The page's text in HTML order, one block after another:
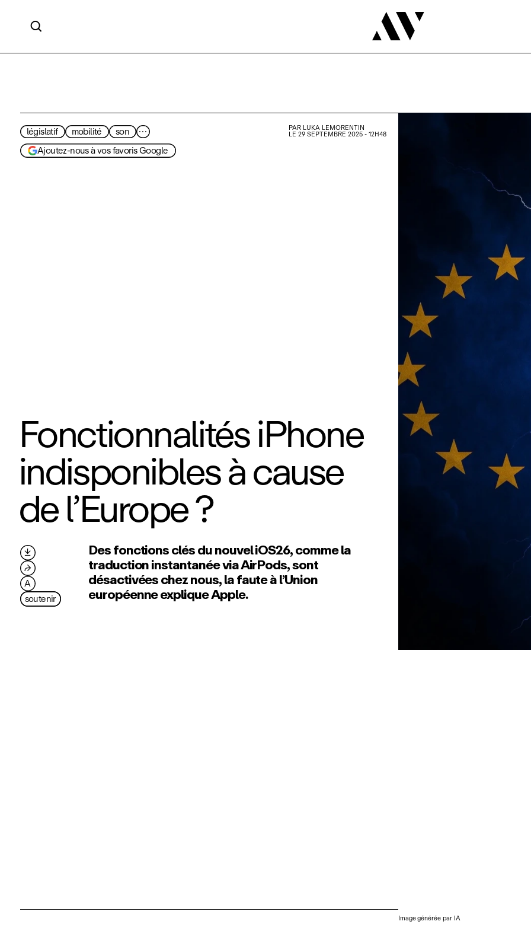

législatif mobilité son
···
Ajoutez-nous à vos favoris Google
PAR LUKA LEMORENTIN
LE 29 SEPTEMBRE 2025 - 12H48
Fonctionnalités iPhone
indisponibles à cause
de l’Europe ?
Des fonctions clés du nouvel iOS26, comme la
traduction instantanée via AirPods, sont
désactivées chez nous, la faute à l’Union
européenne explique Apple.

⮫
A
soutenir
Image générée par IA